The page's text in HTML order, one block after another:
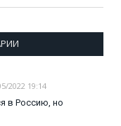
2022 19:14
в Россию, но